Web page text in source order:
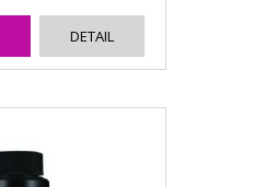
DETAIL